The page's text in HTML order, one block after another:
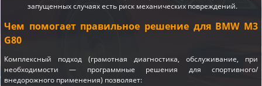
запущенных случаях есть риск механических повреждений.
Чем помогает правильное решение для BMW M3
G80
Комплексный подход (грамотная диагностика, обслуживание, при
необходимости — программные решения для спортивного/
внедорожного применения) позволяет: